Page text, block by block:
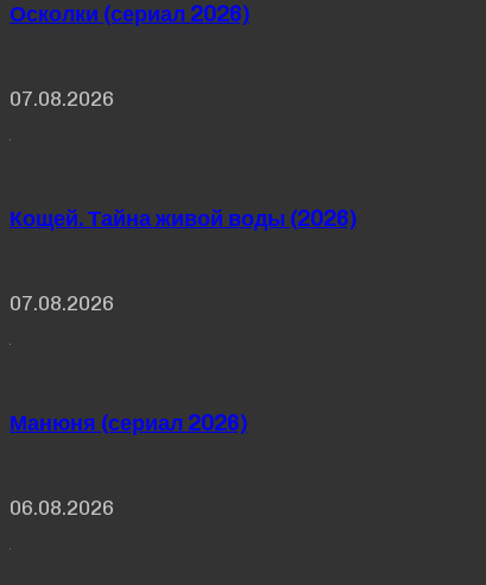
Осколки (сериал 2026)
07.08.2026
Кощей. Тайна живой воды (2026)
07.08.2026
Манюня (сериал 2026)
06.08.2026